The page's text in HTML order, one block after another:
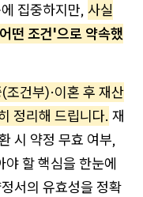
집중하지만, 사실
떤 조건'으로 약속했
조건부)·이혼 후 재산
정리해 드립니다. 재
시 약정 무효 여부,
할 핵심을 한눈에
서의 유효성을 정확